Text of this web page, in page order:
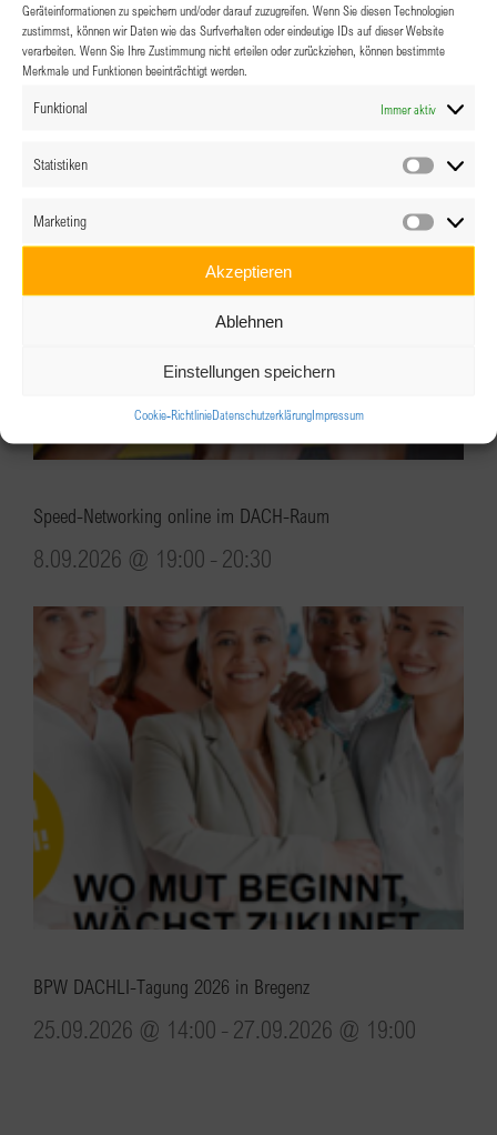
Geräteinformationen zu speichern und/oder darauf zuzugreifen. Wenn Sie diesen Technologien
zustimmst, können wir Daten wie das Surfverhalten oder eindeutige IDs auf dieser Website
verarbeiten. Wenn Sie Ihre Zustimmung nicht erteilen oder zurückziehen, können bestimmte
Merkmale und Funktionen beeinträchtigt werden.
Funktional Immer aktiv
Statistiken
Marketing
Akzeptieren
Ablehnen
Einstellungen speichern
Cookie-RichtlinieDatenschutzerklärungImpressum
Arts & Culture – Kick-off
25.08.2026 @ 19:00
Speed-Networking online im DACH-Raum
8.09.2026 @ 19:00 - 20:30
BPW DACHLI-Tagung 2026 in Bregenz
25.09.2026 @ 14:00 - 27.09.2026 @ 19:00